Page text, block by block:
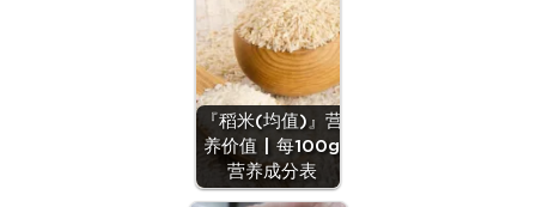
『稻米(均值)』营
养价值 | 每100g
营养成分表